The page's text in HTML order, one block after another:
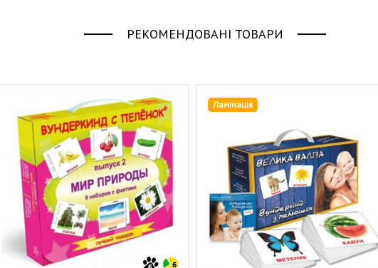
РЕКОМЕНДОВАНІ ТОВАРИ
Ламінація